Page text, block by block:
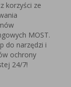
korzyści ze
MOST.
do narzędzi i
ochrony
24/7!